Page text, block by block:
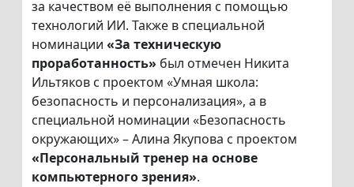
за качеством её выполнения с помощью
технологий ИИ. Также в специальной
номинации «За техническую
проработанность» был отмечен Никита
Ильтяков с проектом «Умная школа:
безопасность и персонализация», а в
специальной номинации «Безопасность
окружающих» – Алина Якупова с проектом
«Персональный тренер на основе
компьютерного зрения».